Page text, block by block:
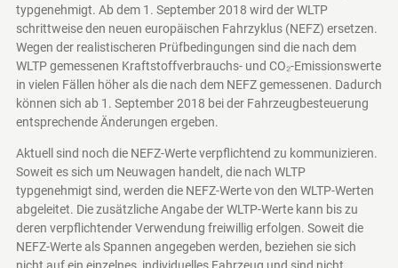
typgenehmigt. Ab dem 1. September 2018 wird der WLTP
schrittweise den neuen europäischen Fahrzyklus (NEFZ) ersetzen.
Wegen der realistischeren Prüfbedingungen sind die nach dem
WLTP gemessenen Kraftstoffverbrauchs- und CO₂-Emissionswerte
in vielen Fällen höher als die nach dem NEFZ gemessenen. Dadurch
können sich ab 1. September 2018 bei der Fahrzeugbesteuerung
entsprechende Änderungen ergeben.
Aktuell sind noch die NEFZ-Werte verpflichtend zu kommunizieren.
Soweit es sich um Neuwagen handelt, die nach WLTP
typgenehmigt sind, werden die NEFZ-Werte von den WLTP-Werten
abgeleitet. Die zusätzliche Angabe der WLTP-Werte kann bis zu
deren verpflichtender Verwendung freiwillig erfolgen. Soweit die
NEFZ-Werte als Spannen angegeben werden, beziehen sie sich